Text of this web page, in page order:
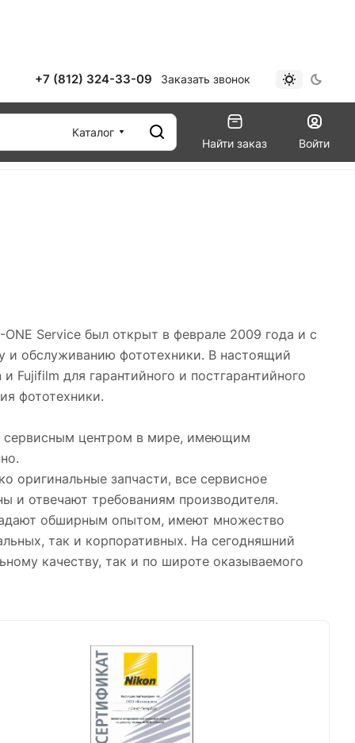
+7 (812) 324-33-09 Заказать звонок
Каталог
Найти заказ
Войти
Service был открыт в феврале 2009 года и с
и обслуживанию фототехники. В настоящий
для гарантийного и постгарантийного
фототехники.
сервисным центром в мире, имеющим
оригинальные запчасти, все сервисное
и отвечают требованиям производителя.
обширным опытом, имеют множество
так и корпоративных. На сегодняшний
качеству, так и по широте оказываемого